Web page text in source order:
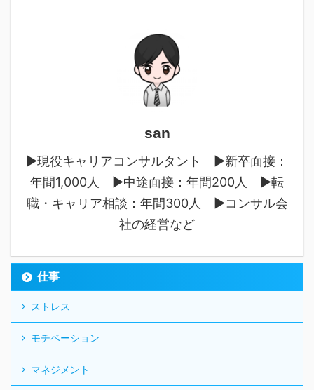
san
▶︎現役キャリアコンサルタント ▶︎新卒面接：
年間1,000人 ▶︎中途面接：年間200人 ▶︎転
職・キャリア相談：年間300人 ▶︎コンサル会
社の経営など
仕事
ストレス
モチベーション
マネジメント